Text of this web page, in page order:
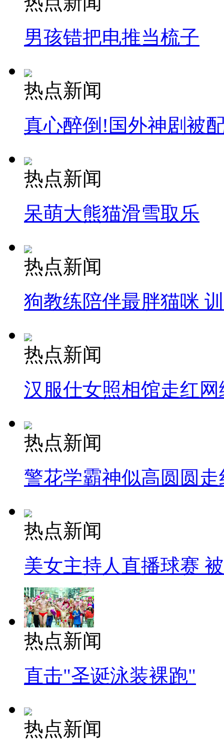
男孩错把电推当梳子
热点新闻
真心醉倒!国外神剧被
热点新闻
呆萌大熊猫滑雪取乐
热点新闻
狗教练陪伴最胖猫咪
热点新闻
汉服仕女照相馆走红网
热点新闻
警花学霸神似高圆圆走
热点新闻
美女主持人直播球赛
热点新闻
直击"圣诞泳装裸跑"
热点新闻